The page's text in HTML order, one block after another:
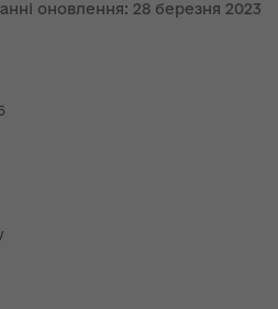
оновлення: 28 березня 2023